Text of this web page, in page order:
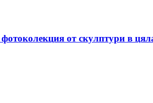
от скулптури в